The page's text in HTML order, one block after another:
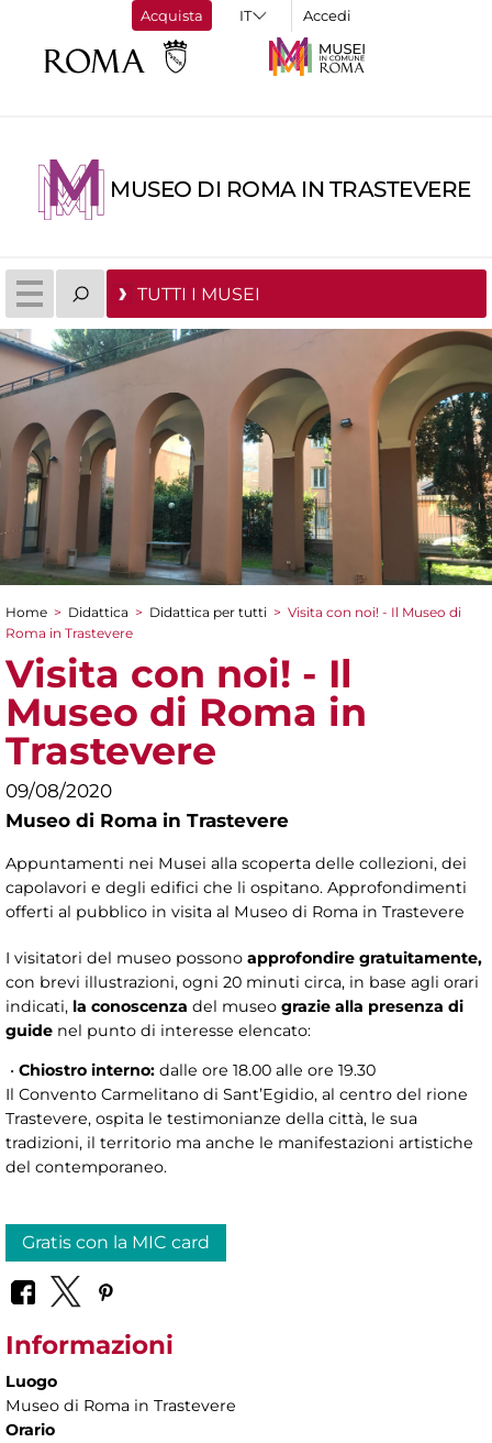
Acquista Accedi
MUSEO DI ROMA IN TRASTEVERE
TUTTI I MUSEI
Tu sei qui
Home > Didattica > Didattica per tutti > Visita con noi! - Il Museo di
Roma in Trastevere
Visita con noi! - Il
Museo di Roma in
Trastevere
09/08/2020
Museo di Roma in Trastevere
Appuntamenti nei Musei alla scoperta delle collezioni, dei
capolavori e degli edifici che li ospitano. Approfondimenti
offerti al pubblico in visita al Museo di Roma in Trastevere
I visitatori del museo possono approfondire gratuitamente,
con brevi illustrazioni, ogni 20 minuti circa, in base agli orari
indicati, la conoscenza del museo grazie alla presenza di
guide nel punto di interesse elencato:
• Chiostro interno: dalle ore 18.00 alle ore 19.30
Il Convento Carmelitano di Sant’Egidio, al centro del rione
Trastevere, ospita le testimonianze della città, le sua
tradizioni, il territorio ma anche le manifestazioni artistiche
del contemporaneo.
Gratis con la MIC card
Informazioni
Luogo
Museo di Roma in Trastevere
Orario